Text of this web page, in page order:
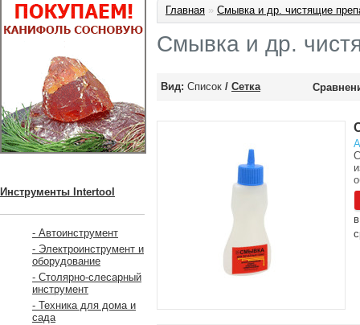
Инструменты Intertool
- Автоинструмент
- Электроинструмент и
оборудование
- Столярно-слесарный
инструмент
- Техника для дома и
сада
Главная » Смывка и др. чистящие
Смывка и др.
Вид: Список / Сетка